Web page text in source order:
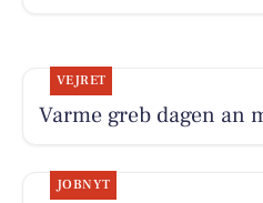
VEJRET
Varme greb dagen an
JOBNYT